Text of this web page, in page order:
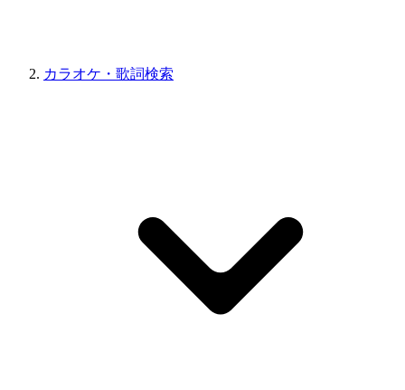
カラオケ・歌詞検索